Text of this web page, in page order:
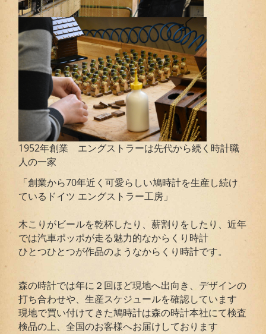
1952年創業 エングストラーは先代から続く時計職
人の一家
「創業から70年近く可愛らしい鳩時計を生産し続け
ているドイツ エングストラー工房」
木こりがビールを乾杯したり、薪割りをしたり、近年
では汽車ポッポが走る魅力的なからくり時計
ひとつひとつが作品のようなからくり時計です。
森の時計では年に２回ほど現地へ出向き、デザインの
打ち合わせや、生産スケジュールを確認しています
現地で買い付けてきた鳩時計は森の時計本社にて検査
検品の上、全国のお客様へお届けしております